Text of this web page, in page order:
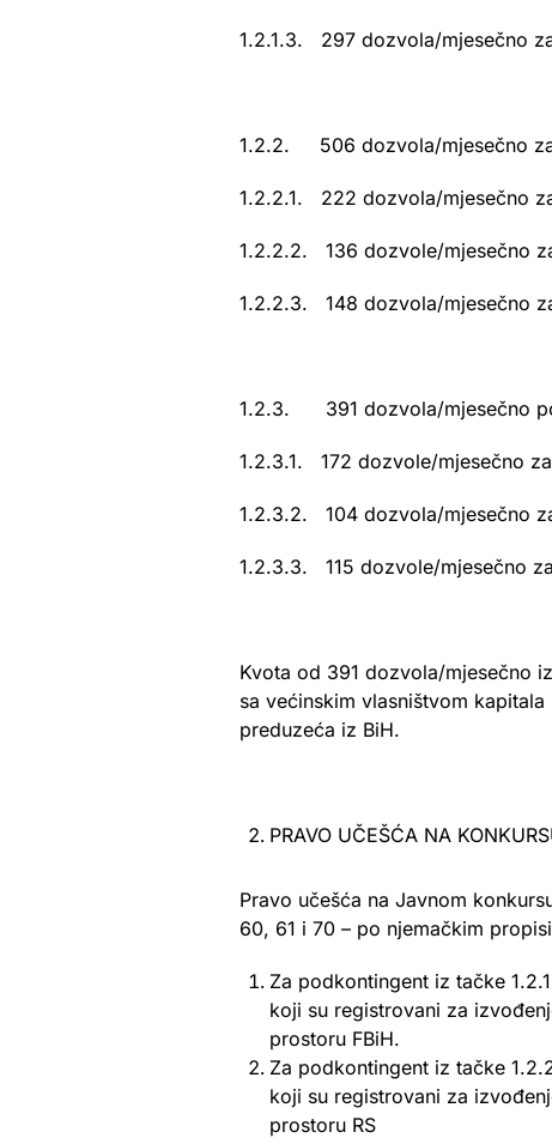
1.2.1.3. 297 dozvola/mjesečno
1.2.2. 506 dozvola/mjesečno za
1.2.2.1. 222 dozvola/mjesečno
1.2.2.2. 136 dozvole/mjesečno
1.2.2.3. 148 dozvola/mjesečno
1.2.3. 391 dozvola/mjesečno
1.2.3.1. 172 dozvole/mjesečno
1.2.3.2. 104 dozvola/mjesečno
1.2.3.3. 115 dozvole/mjesečno
Kvota od 391 dozvola/mjesečno
sa većinskim vlasništvom
preduzeća iz BiH.
PRAVO UČEŠĆA NA
Pravo učešća na Javnom
60, 61 i 70 – po njemačkim
Za podkontingent iz tačke
koji su registrovani za
prostoru FBiH.
Za podkontingent iz tačke
koji su registrovani za
prostoru RS